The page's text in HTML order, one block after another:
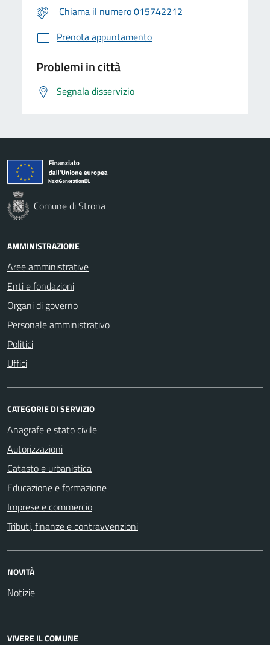
Chiama il numero 015742212
Prenota appuntamento
Problemi in città
Segnala disservizio
Comune di Strona
AMMINISTRAZIONE
Aree amministrative
Enti e fondazioni
Organi di governo
Personale amministrativo
Politici
Uffici
CATEGORIE DI SERVIZIO
Anagrafe e stato civile
Autorizzazioni
Catasto e urbanistica
Educazione e formazione
Imprese e commercio
Tributi, finanze e contravvenzioni
NOVITÀ
Notizie
VIVERE IL COMUNE